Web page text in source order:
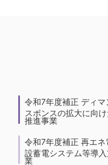
令和7年度補正 ディマ
スポンスの拡大に向
推進事業
令和7年度補正 再エネ
設蓄電システム等導
業